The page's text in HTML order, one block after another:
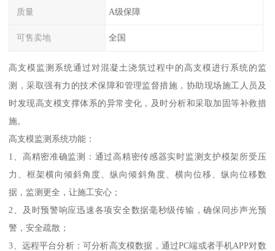
质量 A级保障
可售卖地 全国
高支模监测系统通过对混凝土浇筑过程中的高支模进行系统的监
测，采取强有力的技术保障和管理监督措施，协助现场施工人员及
时发现高支模支撑体系的异常变化，及时分析和采取加固等补救措
施。
高支模监测系统功能：
1、高精密准确监测：通过高精密传感器实时监测支护模架所受压
力、框架横向倾斜角度、纵向倾斜角度、横向位移、纵向位移数
据，监测更全，让施工安心；
2、及时预警响应迅速各项安全数据毫秒级传输，确保同步声光预
警，安全疏散；
3、远程平台分析：可分析高支模数据，通过PC端或者手机APP对数